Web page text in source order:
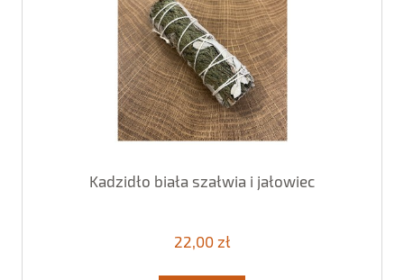
Kadzidło biała szałwia i jałowiec
22,00 zł